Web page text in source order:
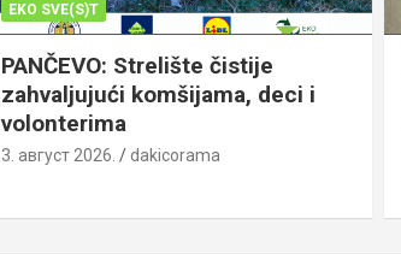
EKO SVE(S)T
PANČEVO: Strelište čistije
zahvaljujući komšijama, deci i
volonterima
3. август 2026. dakicorama